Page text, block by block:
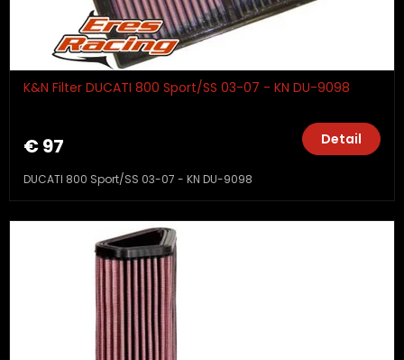
K&N Filter DUCATI 800 Sport/SS 03-07 - KN DU-9098
€ 97 Detail
DUCATI 800 Sport/SS 03-07 - KN DU-9098